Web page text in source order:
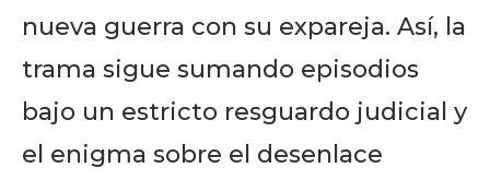
nueva guerra con su expareja. Así, la
trama sigue sumando episodios
bajo un estricto resguardo judicial y
el enigma sobre el desenlace